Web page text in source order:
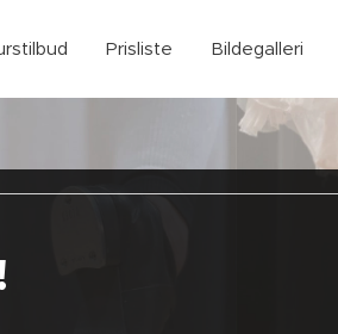
Prisliste Bildegalleri